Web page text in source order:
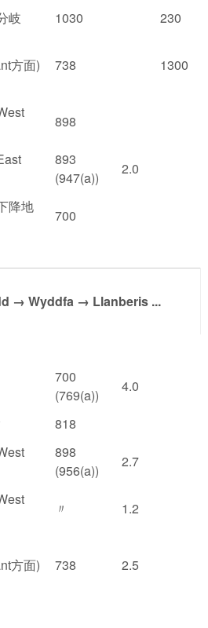
岐 1030 230
方面)
738 1300
898
893
(947(a))
2.0
降地
700
→ Wyddfa → Llanberis ...
700
(769(a))
4.0
818
898
(956(a))
2.7
〃 1.2
方面)
738 2.5